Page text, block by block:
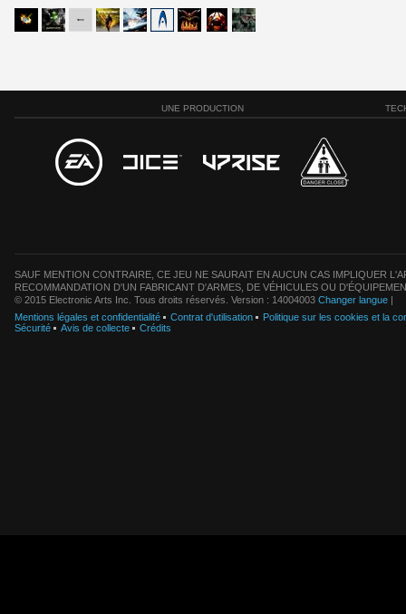
UNE PRODUCTION
SAUF MENTION CONTRAIRE, CE JEU NE SAURAIT EN AUCUN CAS IMPLIQUER
RECOMMANDATION D'UN FABRICANT D'ARMES, DE VÉHICULES OU
© 2015 Electronic Arts Inc. Tous droits réservés. Version : 14004003 Changer langue |
Mentions légales et confidentialité
Contrat d'utilisation
Politique sur les cookies et la
Sécurité
Avis de collecte Crédits